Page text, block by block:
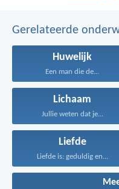
Gerelateerde
Huwelijk
Een man die de...
Lichaam
Jullie weten dat je...
Liefde
Liefde is: geduldig en...